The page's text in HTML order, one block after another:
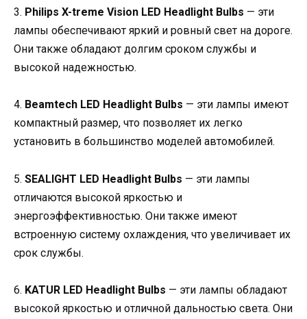
3. Philips X-treme Vision LED Headlight Bulbs — эти
лампы обеспечивают яркий и ровный свет на дороге.
Они также обладают долгим сроком службы и
высокой надежностью.
4. Beamtech LED Headlight Bulbs — эти лампы имеют
компактный размер, что позволяет их легко
установить в большинство моделей автомобилей.
5. SEALIGHT LED Headlight Bulbs — эти лампы
отличаются высокой яркостью и
энергоэффективностью. Они также имеют
встроенную систему охлаждения, что увеличивает их
срок службы.
6. KATUR LED Headlight Bulbs — эти лампы обладают
высокой яркостью и отличной дальностью света. Они